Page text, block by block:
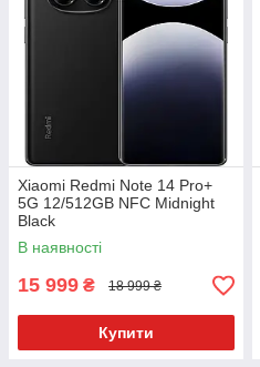
Xiaomi Redmi Note 14 Pro+
5G 12/512GB NFC Midnight
Black
В наявності
15 999 ₴ 18 999 ₴
Купити